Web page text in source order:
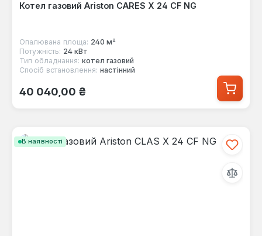
Котел газовий Ariston CARES X 24 CF NG
Опалювана площа: 240 м²
Потужність: 24 кВт
Тип обладнання: котел газовий
Спосіб встановлення: настінний
Звичайна ціна:
40 040,00 ₴
В наявності